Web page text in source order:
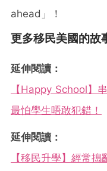
ahead」！
更多移民美國的故
延伸閱讀：
【Happy School】
最怕學生唔敢犯錯！
延伸閱讀：
【移民升學】經常